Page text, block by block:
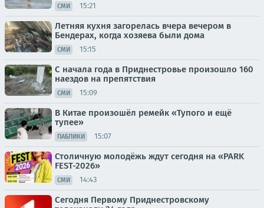
СМИ 15:21
Летняя кухня загорелась вчера вечером в
Бендерах, когда хозяева были дома
СМИ 15:15
С начала года в Приднестровье произошло 160
наездов на препятствия
СМИ 15:09
В Китае произошёл ремейк «Тупого и ещё
тупее»
ПАБЛИКИ 15:07
Столичную молодёжь ждут сегодня на «PARK
FEST-2026»
СМИ 14:43
Сегодня Первому Приднестровскому